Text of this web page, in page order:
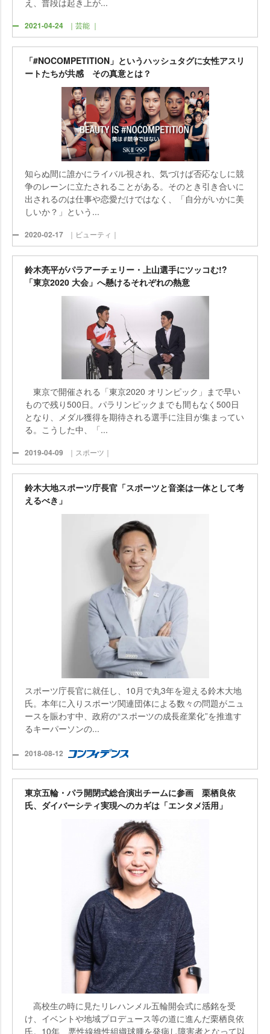
2021-04-24 ｜芸能 ｜
「#NOCOMPETITION」というハッシュタグに女性アスリ
ートたちが共感 その真意とは？
知らぬ間に誰かにライバル視され、気づけば否応なしに競
争のレーンに立たされることがある。そのとき引き合いに
出されるのは仕事や恋愛だけではなく、「自分がいかに美
しいか？」という...
2020-02-17 ｜ビューティ｜
鈴木亮平がパラアーチェリー・上山選手にツッコむ!?
「東京2020 大会」へ懸けるそれぞれの熱意
東京で開催される「東京2020 オリンピック」まで早い
もので残り500日。パラリンピックまでも間もなく500日
となり、メダル獲得を期待される選手に注目が集まってい
る。こうした中、「...
2019-04-09 ｜スポーツ｜
鈴木大地スポーツ庁長官「スポーツと音楽は一体として考
えるべき」
スポーツ庁長官に就任し、10月で丸3年を迎える鈴木大地
氏。本年に入りスポーツ関連団体による数々の問題がニュ
ースを賑わす中、政府の“スポーツの成長産業化”を推進す
るキーパーソンの...
2018-08-12
東京五輪・パラ開閉式総合演出チームに参画 栗栖良依
氏、ダイバーシティ実現へのカギは「エンタメ活用」
高校生の時に見たリレハンメル五輪開会式に感銘を受
け、イベントや地域プロデュース等の道に進んだ栗栖良依
氏。10年、悪性線維性組織球腫を発病し障害者となって以